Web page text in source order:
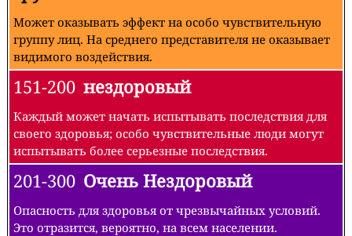
Может оказывать эффект на особо чувствительную
группу лиц. На среднего представителя не оказывает
видимого воздействия.
151-200 нездоровый
Каждый может начать испытывать последствия для
своего здоровья; особо чувствительные люди могут
испытывать более серьезные последствия.
201-300 Очень Нездоровый
Опасность для здоровья от чрезвычайных условий.
Это отразится, вероятно, на всем населении.